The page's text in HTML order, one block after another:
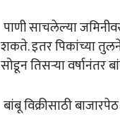
पाणी साचलेल्या
शकते. इतर पिकांच्या
सोडून तिसऱ्या वर्षानंतर
बांबू विक्रीसाठी बाजारपेठ